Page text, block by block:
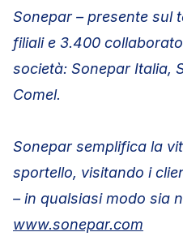
Sonepar – presente sul
filiali e 3.400
società: Sonepar Italia,
Comel.
Sonepar semplifica la
sportello, visitando i
– in qualsiasi modo sia
www.sonepar.com